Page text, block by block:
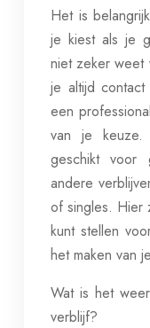
Het is
je kiest als je
niet zeker weet
je altijd
een
van je keuze.
geschikt voor
andere
of singles. Hier
kunt stellen
het maken van
Wat is het
verblijf?